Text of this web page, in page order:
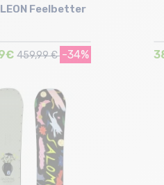
en stock
149 | 152
Feelbetter
459,99 € -34%